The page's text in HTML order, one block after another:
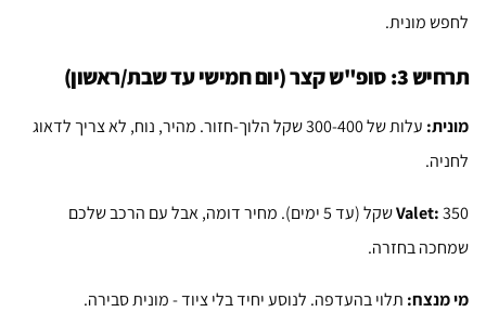
לחפש מונית.
תרחיש 3: סופ"ש קצר (יום חמישי עד שבת/ראשון)
מונית:
עלות של 300-400 שקל הלוך-חזור. מהיר, נוח, לא צריך לדאוג
לחניה.
Valet:
350 שקל (עד 5 ימים). מחיר דומה, אבל עם הרכב שלכם
שמחכה בחזרה.
מי מנצח: תלוי בהעדפה. לנוסע יחיד בלי ציוד - מונית סבירה.